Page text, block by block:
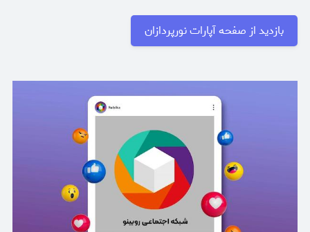
بازدید از صفحه آپارات نورپردازان